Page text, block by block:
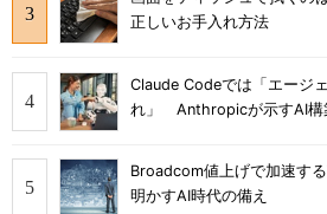
正しいお手入れ方法
Claude Codeでは「エージ
れ」 Anthropicが示すAI構
Broadcom値上げで加速す
明かすAI時代の備え